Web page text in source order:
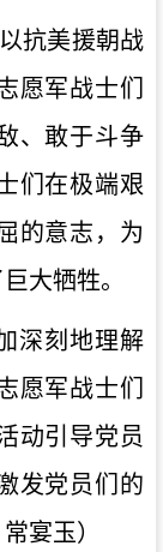
抗美援朝战
愿军战士们
、敢于斗争
们在极端艰
的意志，为
大牺牲。
深刻地理解
愿军战士们
动引导党员
发党员们的
宴玉）